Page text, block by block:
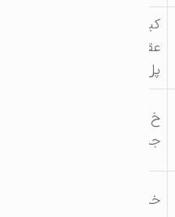
عقیلی _نرسیده به
پل سور
خ امام ضلع شرقی
جنب پل علامه شیخ
خیابان شریعتی